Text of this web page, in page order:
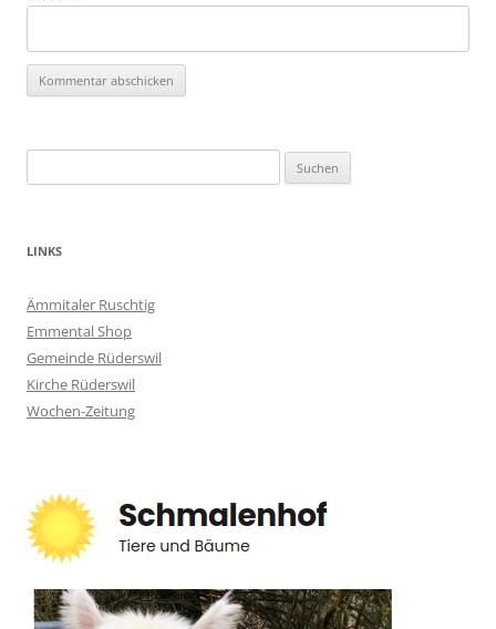
nach:
LINKS
Ämmitaler Ruschtig
Emmental Shop
Gemeinde Rüderswil
Kirche Rüderswil
Wochen-Zeitung